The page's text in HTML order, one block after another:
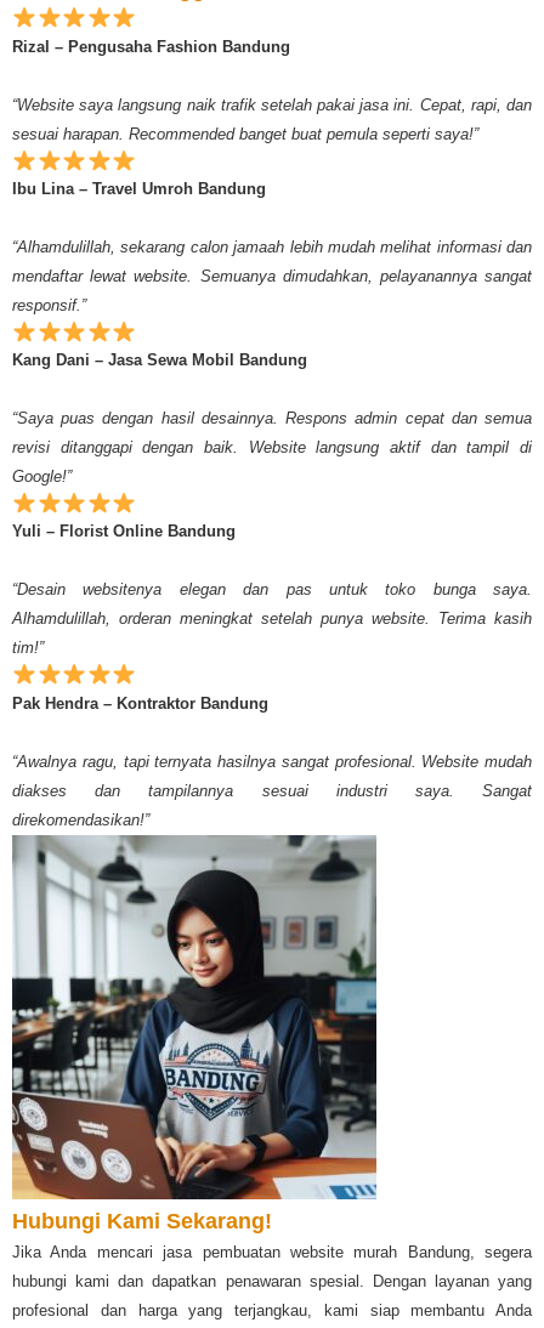
Rizal – Pengusaha Fashion Bandung
“Website saya langsung naik trafik setelah pakai jasa ini. Cepat, rapi, dan
sesuai harapan. Recommended banget buat pemula seperti saya!”
Ibu Lina – Travel Umroh Bandung
“Alhamdulillah, sekarang calon jamaah lebih mudah melihat informasi dan
mendaftar lewat website. Semuanya dimudahkan, pelayanannya sangat
responsif.”
Kang Dani – Jasa Sewa Mobil Bandung
“Saya puas dengan hasil desainnya. Respons admin cepat dan semua
revisi ditanggapi dengan baik. Website langsung aktif dan tampil di
Google!”
Yuli – Florist Online Bandung
“Desain websitenya elegan dan pas untuk toko bunga saya.
Alhamdulillah, orderan meningkat setelah punya website. Terima kasih
tim!”
Pak Hendra – Kontraktor Bandung
“Awalnya ragu, tapi ternyata hasilnya sangat profesional. Website mudah
diakses dan tampilannya sesuai industri saya. Sangat
direkomendasikan!”
Hubungi Kami Sekarang!
Jika Anda mencari jasa pembuatan website murah Bandung, segera
hubungi kami dan dapatkan penawaran spesial. Dengan layanan yang
profesional dan harga yang terjangkau, kami siap membantu Anda